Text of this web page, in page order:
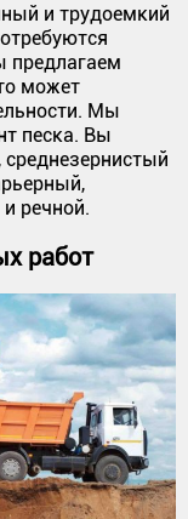
и трудоемкий
предлагаем
может
Мы
песка. Вы
речной.
работ